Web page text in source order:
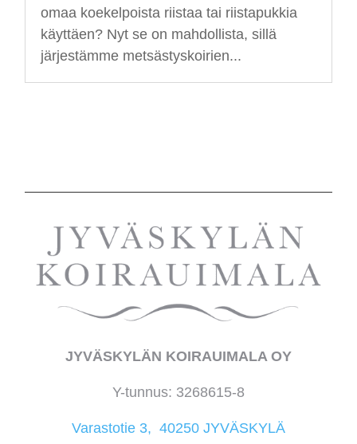
omaa koekelpoista riistaa tai riistapukkia
käyttäen? Nyt se on mahdollista, sillä
järjestämme metsästyskoirien...
JYVÄSKYLÄN KOIRAUIMALA OY
Y-tunnus: 3268615-8
Varastotie 3, 40250 JYVÄSKYLÄ